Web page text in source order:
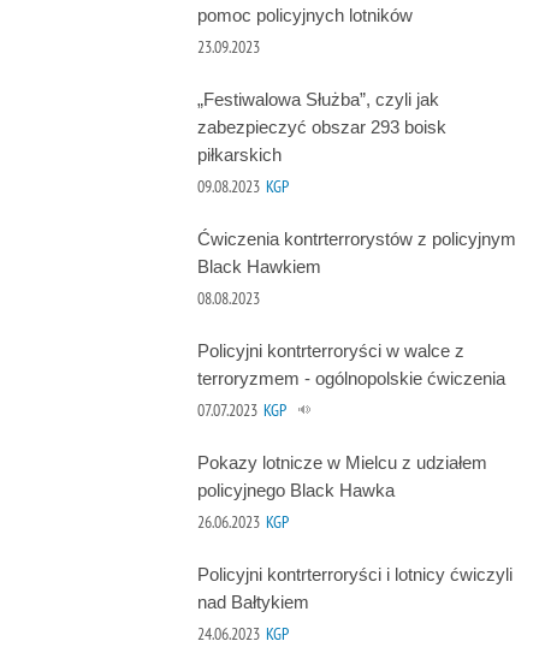
pomoc policyjnych lotników
23.09.2023
„Festiwalowa Służba”, czyli jak
zabezpieczyć obszar 293 boisk
piłkarskich
09.08.2023 KGP
Ćwiczenia kontrterrorystów z policyjnym
Black Hawkiem
08.08.2023
Policyjni kontrterroryści w walce z
terroryzmem - ogólnopolskie ćwiczenia
07.07.2023 KGP
Pokazy lotnicze w Mielcu z udziałem
policyjnego Black Hawka
26.06.2023 KGP
Policyjni kontrterroryści i lotnicy ćwiczyli
nad Bałtykiem
24.06.2023 KGP